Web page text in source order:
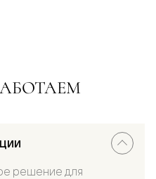
решение для